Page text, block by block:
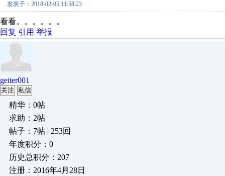
发表于：2018-02-05 11:58:23
看看。。。。。。
回复 引用 举报
geiter001
关注 私信
精华：0帖
求助：2帖
帖子：7帖 | 253回
年度积分：0
历史总积分：207
注册：2016年4月28日